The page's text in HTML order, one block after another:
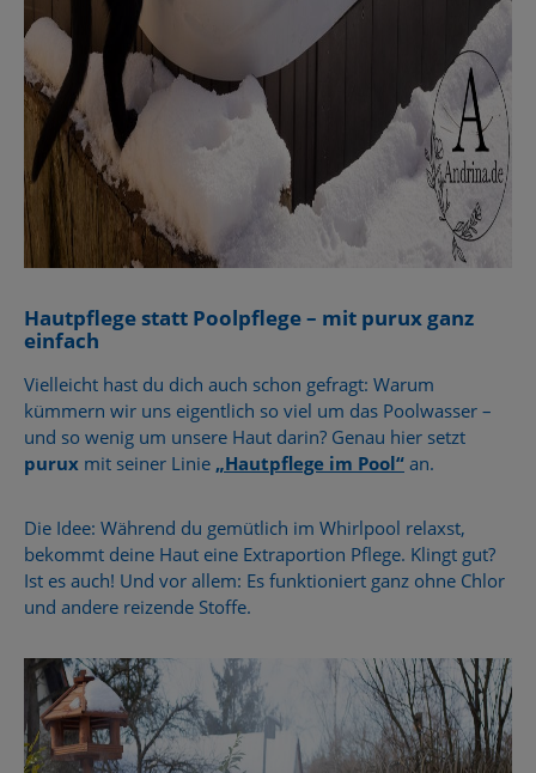
Hautpflege statt Poolpflege – mit purux ganz
einfach
Vielleicht hast du dich auch schon gefragt: Warum
kümmern wir uns eigentlich so viel um das Poolwasser –
und so wenig um unsere Haut darin? Genau hier setzt
purux mit seiner Linie „Hautpflege im Pool“ an.
Die Idee: Während du gemütlich im Whirlpool relaxst,
bekommt deine Haut eine Extraportion Pflege. Klingt gut?
Ist es auch! Und vor allem: Es funktioniert ganz ohne Chlor
und andere reizende Stoffe.